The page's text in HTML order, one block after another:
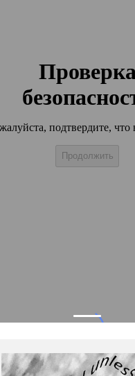
Проверка
подтвердите, что
Продолжить